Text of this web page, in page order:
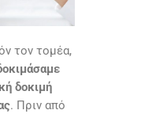
τον τομέα,
δοκιμή
. Πριν από